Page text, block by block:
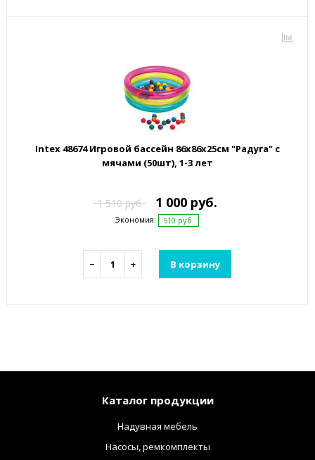
Intex 48674 Игровой бассейн 86x86x25см "Радуга" с
мячами (50шт), 1-3 лет
1 510 руб. 1 000 руб.
Экономия: 510 руб.
− + В корзину
Каталог продукции
Надувная мебель
Насосы, ремкомплекты